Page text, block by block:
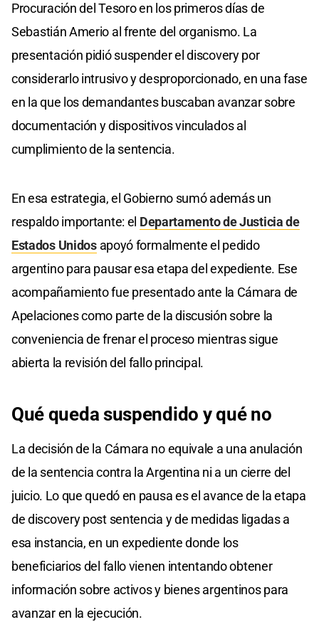
Procuración del Tesoro en los primeros días de
Sebastián Amerio al frente del organismo. La
presentación pidió suspender el discovery por
considerarlo intrusivo y desproporcionado, en una fase
en la que los demandantes buscaban avanzar sobre
documentación y dispositivos vinculados al
cumplimiento de la sentencia.
En esa estrategia, el Gobierno sumó además un
respaldo importante: el Departamento de Justicia de
Estados Unidosapoyó formalmente el pedido
argentino para pausar esa etapa del expediente. Ese
acompañamiento fue presentado ante la Cámara de
Apelaciones como parte de la discusión sobre la
conveniencia de frenar el proceso mientras sigue
abierta la revisión del fallo principal.
Qué queda suspendido y qué no
La decisión de la Cámara no equivale a una anulación
de la sentencia contra la Argentina ni a un cierre del
juicio. Lo que quedó en pausa es el avance de la etapa
de discovery post sentencia y de medidas ligadas a
esa instancia, en un expediente donde los
beneficiarios del fallo vienen intentando obtener
información sobre activos y bienes argentinos para
avanzar en la ejecución.